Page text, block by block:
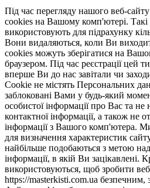
Під час перегляду нашого веб-
cookies на Вашому комп'ютері. Такі
використовують для підрахунку
Вони видаляються, коли Ви
cookies можуть зберігатися на
браузером. Під час реєстрації цей
вперше Ви до нас завітали чи
Cookie не містять Персональних
заблоковані Вами у будь-який
особистої інформації про Вас та
контактної інформації, а також не
інформації з Вашого комп'ютера.
для визначення характеристик
найбільше подобаються з метою
інформації, в якій Ви зацікавлені.
використовуються, щоб зробити
https://masterkisti.com.ua